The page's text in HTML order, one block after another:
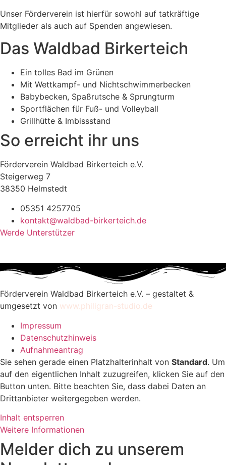
Unser Förderverein ist hierfür sowohl auf tatkräftige
Mitglieder als auch auf Spenden angewiesen.
Das Waldbad Birkerteich
Ein tolles Bad im Grünen
Mit Wettkampf- und Nichtschwimmerbecken
Babybecken, Spaßrutsche & Sprungturm
Sportflächen für Fuß- und Volleyball
Grillhütte & Imbissstand
So erreicht ihr uns
Förderverein Waldbad Birkerteich e.V.
Steigerweg 7
38350 Helmstedt
05351 4257705
kontakt@waldbad-birkerteich.de
Werde Unterstützer
Förderverein Waldbad Birkerteich e.V. – gestaltet &
umgesetzt von www.philigran-studio.de
Impressum
Datenschutzhinweis
Aufnahmeantrag
Sie sehen gerade einen Platzhalterinhalt von Standard. Um
auf den eigentlichen Inhalt zuzugreifen, klicken Sie auf den
Button unten. Bitte beachten Sie, dass dabei Daten an
Drittanbieter weitergegeben werden.
Inhalt entsperren
Weitere Informationen
Melder dich zu unserem